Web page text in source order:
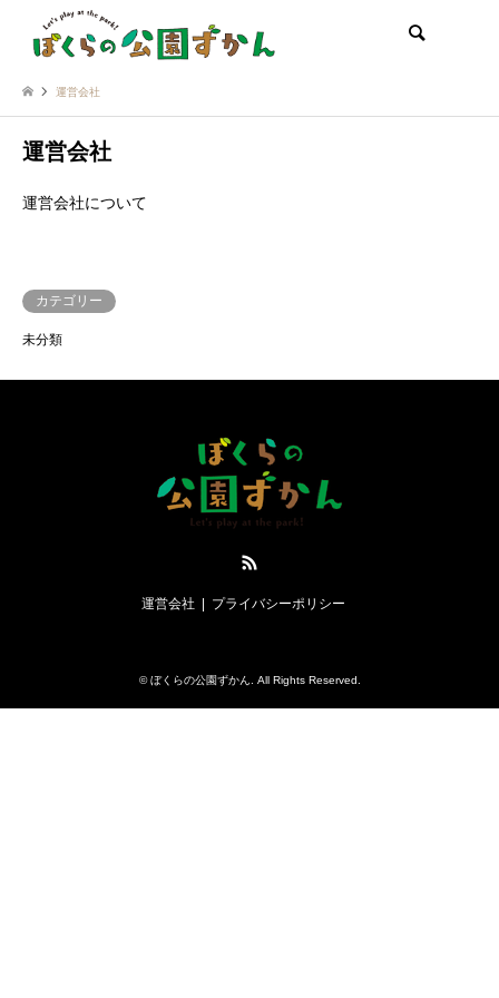
運営会社
運営会社
運営会社について
カテゴリー
未分類
運営会社 プライバシーポリシー
©ぼくらの公園ずかん . All Rights Reserved.